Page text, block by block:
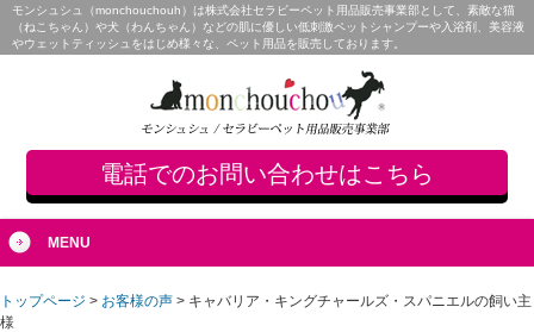
モンシュシュ（monchouchouh）は株式会社セラビーペット用品販売事業部として、素敵な猫
（ねこちゃん）や犬（わんちゃん）などの肌に優しい低刺激ペットシャンプーや入浴剤、美容液
やウェットティッシュをはじめ様々な、ペット用品を販売しております。
電話でのお問い合わせはこちら
MENU
トップページ > お客様の声 > キャバリア・キングチャールズ・スパニエルの飼い主
様